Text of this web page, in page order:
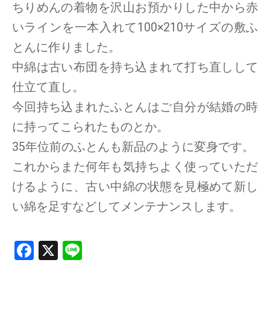
ちりめんの着物を沢山お預かりした中から赤
いラインを一本入れて100×210サイズの敷ふ
とんに作りました。
中綿は古い布団を持ち込まれて打ち直しして
仕立て直し。
今回持ち込まれたふとんはご自分が結婚の時
に持ってこられたものとか。
35年位前のふとんも新品のように変身です。
これからまた何年も気持ちよく使っていただ
けるように、古い中綿の状態を見極めて新し
い綿を足すなどしてメンテナンスします。
F X Li